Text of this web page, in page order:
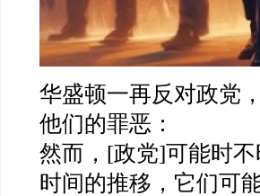
华盛顿一再反对政党
他们的罪恶：
然而，[政党]可能时
时间的推移，它们可